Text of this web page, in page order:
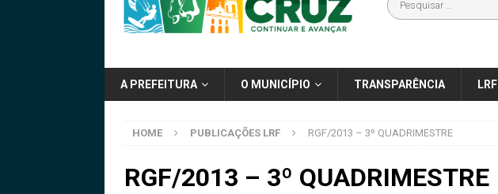
A PREFEITURA O MUNICÍPIO TRANSPARÊNCIA LRF
HOME PUBLICAÇÕES LRF RGF/2013 – 3º QUADRIMESTRE
RGF/2013 – 3º QUADRIMESTRE